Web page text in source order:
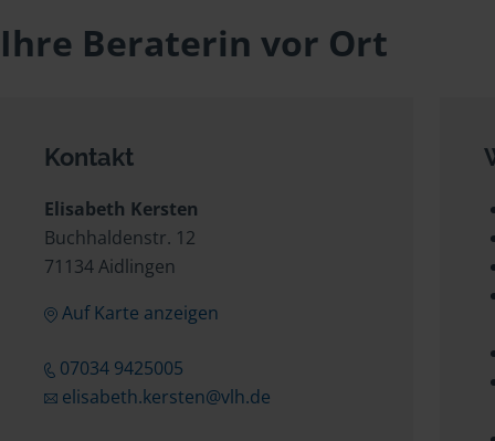
Ihre Beraterin vor Ort
Kontakt
Elisabeth Kersten
Buchhaldenstr. 12
71134 Aidlingen
Auf Karte anzeigen
07034 9425005
elisabeth.kersten@vlh.de